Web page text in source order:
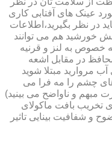
عینک های آفتابی کاری
در نظر بگیرید،اطلاعات
خورشید هم می توانند
خصوص به لنز و قرنیه
در مقابل اشعه
آب مروارید مبتلا شوید
چشم را مه فرا می
مبهم و ناواضح می بینید)
تخریب بافت ماکولای
و شفافیت بینایی تاثیر